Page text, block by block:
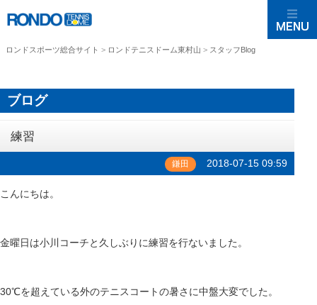
ロンドスポーツ総合サイト > ロンドテニスドーム東村山 > スタッフBlog
ブログ
練習
鎌田 2018-07-15 09:59
こんにちは。
金曜日は小川コーチと久しぶりに練習を行ないました。
30℃を超えている外のテニスコートの暑さに中盤大変でした。